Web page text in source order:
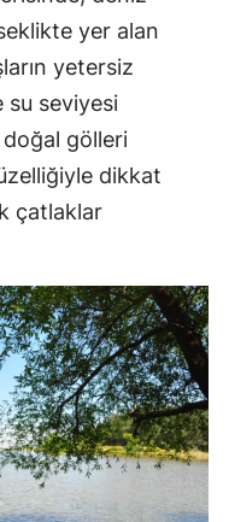
yer alan
yetersiz
su seviyesi
gölleri
dikkat
çatlaklar